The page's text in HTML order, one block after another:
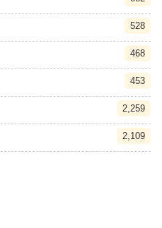
528
468
453
2,259
2,109